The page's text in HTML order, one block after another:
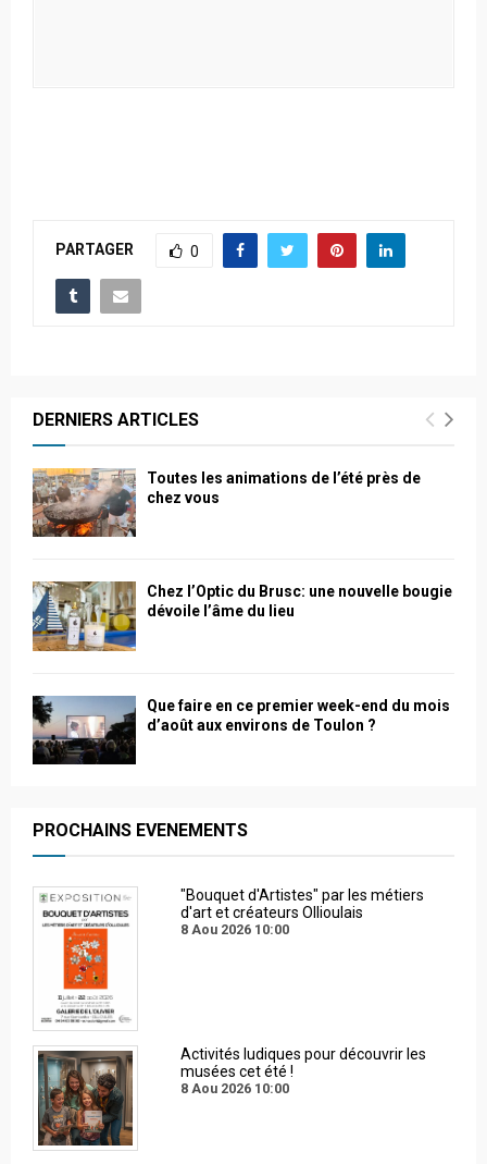
PARTAGER 0
DERNIERS ARTICLES
Toutes les animations de l’été près de
chez vous
Chez l’Optic du Brusc: une nouvelle bougie
dévoile l’âme du lieu
Que faire en ce premier week-end du mois
d’août aux environs de Toulon ?
PROCHAINS EVENEMENTS
"Bouquet d'Artistes" par les métiers
d'art et créateurs Ollioulais
8 Aou 2026 10:00
Activités ludiques pour découvrir les
musées cet été !
8 Aou 2026 10:00